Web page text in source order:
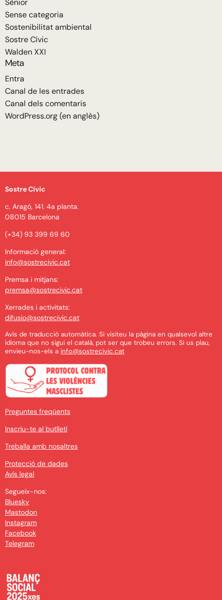
Sènior
Sense categoria
Sostenibilitat ambiental
Sostre Cívic
Walden XXI
Meta
Entra
Canal de les entrades
Canal dels comentaris
WordPress.org (en anglès)
Sostre Cívic
c. Aragó, 141. 4a planta.
08015 Barcelona
(+34) 93 399 69 60
Informació general:
info@sostrecivic.cat
Premsa i mitjans:
premsa@sostrecivic.cat
Xerrades i activitats:
difusio@sostrecivic.cat
Avís de traducció automàtica. Si visiteu la pàgina en qualsevol altre
idioma que no sigui el català, pot ser que trobeu errors. Si us plau,
envieu-nos-els a info@sostrecivic.cat
Preguntes freqüents
Inscriu-te al butlletí
Treballa amb nosaltres
Protecció de dades
Avís legal
Segueix-nos:
Bluesky
Mastodon
Instagram
Facebook
Telegram